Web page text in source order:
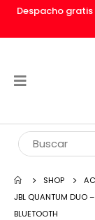
Despacho
SHOP
JBL QUANTUM DUO
BLUETOOTH